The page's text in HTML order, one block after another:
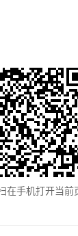
在手机打开当前